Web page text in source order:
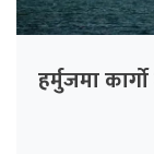
हर्मुजमा